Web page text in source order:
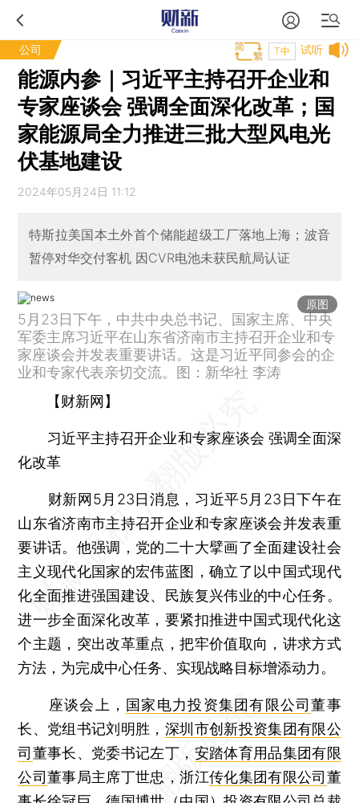
公司 试听
T中
能源内参｜习近平主持召开企业和
专家座谈会 强调全面深化改革；国
家能源局全力推进三批大型风电光
伏基地建设
2024年05月24日 11:12
特斯拉美国本土外首个储能超级工厂落地上海；波音
暂停对华交付客机 因CVR电池未获民航局认证
原图
5月23日下午，中共中央总书记、国家主席、中央
军委主席习近平在山东省济南市主持召开企业和专
家座谈会并发表重要讲话。这是习近平同参会的企
业和专家代表亲切交流。图：新华社 李涛
【财新网】
习近平主持召开企业和专家座谈会 强调全面深
化改革
财新网5月23日消息，习近平5月23日下午在
山东省济南市主持召开企业和专家座谈会并发表重
要讲话。他强调，党的二十大擘画了全面建设社会
主义现代化国家的宏伟蓝图，确立了以中国式现代
化全面推进强国建设、民族复兴伟业的中心任务。
进一步全面深化改革，要紧扣推进中国式现代化这
个主题，突出改革重点，把牢价值取向，讲求方式
方法，为完成中心任务、实现战略目标增添动力。
座谈会上， 国家电力投资集团有限公司董事
长、党组书记刘明胜， 深圳市创新投资集团有限公
司 董事长、党委书记左丁， 安踏体育用品集团有限
公司董事局主席丁世忠，浙江传化集团有限公司 董